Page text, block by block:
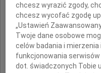
chcesz wyrazić zgody,
chcesz wycofać zgodę
„Ustawień
Twoje dane osobowe
celów badania i
funkcjonowania serwisów
dot. świadczonych Tobie